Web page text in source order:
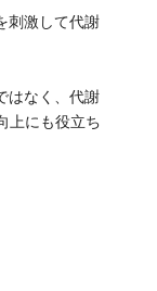
刺激して代謝
はなく、代謝
上にも役立ち